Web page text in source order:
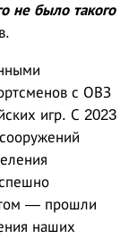
не было такого
с ОВЗ
игр. С 2023
— прошли
наших